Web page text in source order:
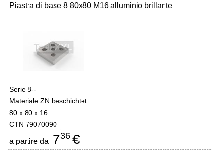
Piastra di base 8 80x80 M16 alluminio brillante
Serie 8--
Materiale ZN beschichtet
80 x 80 x 16
CTN 79070090
a partire da 736 €